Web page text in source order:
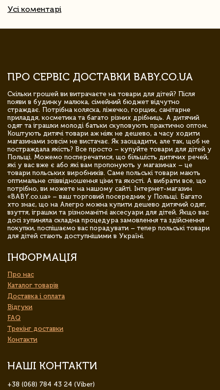
Усі коментарі
ПРО СЕРВІС ДОСТАВКИ BABY.CO.UA
Скільки грошей ви витрачаєте на товари для дітей? Після
появи в будинку малюка, сімейний бюджет відчутно
страждає. Потрібна коляска, ліжечко, горщик, санітарне
приладдя, косметика та багато різних дрібниць. А дитячий
одяг та іграшки молоді батьки скуповують практично оптом.
Коштують дитячі товари аж ніяк не дешево, а часу ходити
магазинами зовсім не вистачає. Як заощадити, але так, щоб не
постраждала якість? Все просто – купуйте товари для дітей у
Польщі. Можемо посперечатися, що більшість дитячих речей,
які у вас вже є або які вам пропонують у магазинах – це
товари польських виробників. Саме польські товари мають
оптимальне співвідношення ціни та якості. А вибрати все, що
потрібно, ви можете на нашому сайті. Інтернет-магазин
«BABY.co.ua» – ваш торговий посередник у Польщі. Багато
хто знає, що на Алегро можна купити дешево дитячий одяг,
взуття, іграшки та різноманітні аксесуари для дітей. Якщо вас
досі зупиняла складна процедура замовлення та здійснення
покупки, поспішаємо вас порадувати – тепер польські товари
для дітей стають доступнішими в Україні.
ІНФОРМАЦІЯ
Про нас
Каталог товарів
Доставка і оплата
Відгуки
FAQ
Трекінг доставки
Контакти
НАШІ КОНТАКТИ
+38 (068) 784 43 24 (Viber)